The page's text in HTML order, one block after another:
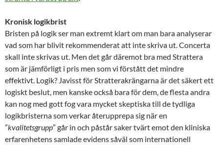
Kronisk logikbrist
Bristen på logik ser man extremt klart om man bara analyserar
vad som har blivit rekommenderat att inte skriva ut. Concerta
skall inte skrivas ut. Men det går däremot bra med Strattera
som är jämförligt i pris men som vi förstått det mindre
effektivt. Logik? Javisst för Stratterakrängarna är det säkert ett
logiskt beslut, men kanske också bara för dem, de flesta andra
kan nog med gott fog vara mycket skeptiska till de tydliga
logikbristerna som verkar återupprepa sig när en
”kvalitetsgrupp” går in och påstår saker tvärt emot den kliniska
erfarenhetens samlade evidens såväl som internationell